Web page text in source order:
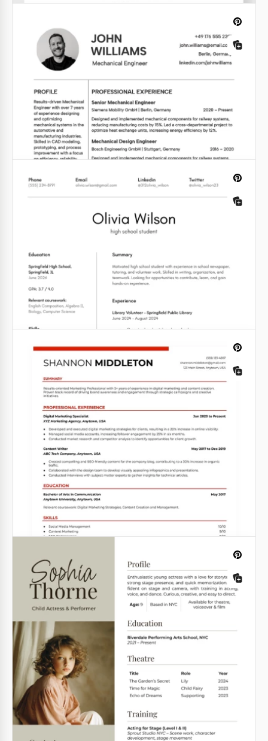
Professionelle Lehrer Lebenslauf
Vorlage für Bewerbungen
Lehrer-Lebenslaufvorlage zu, die für jeden
ATS Kompatibler Digital Marketing
Spezialist Lebenslauf
Stellen Sie sicher, dass Sie mit unserem ATS-
kompatiblen Digital Marketing Specialist
Lebenslaufvorlage problemlos die Vorauswahl
Google Docs
Editierbares Lehrer-Lebenslauf-
Template
Unsere bearbeitbare Lehrer-Lebenslaufvorlage ist
prägnant und modern. Ohne auffälliges Design und
auffällige visuelle Akzente führt sie zu einem
zeitlosen Schwarz-Weiß-Kontrast.
Google Docs
Anpassbare Ingenieur-
Lebenslaufvorlage
Google Docs
ATS-konformes digitales Marketing-